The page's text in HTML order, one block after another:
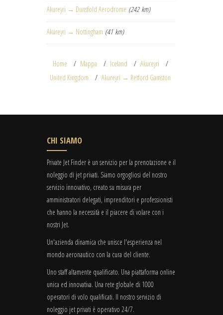
Akureyri → Dunsfold Aerodrome (242 km)
Akureyri → Nottingham (41 km)
Home Mappa Iceland
Akureyri
United Kingdom
Akureyri → Retford Gamston
CHI SIAMO
Private Jet Finder è un servizio per la prenotazione e il
noleggio di jet privati. Siamo orgogliosi del nostro
servizio innovativo, creato su misura per
amministratori delegati, imprenditori e professionisti
che hanno la necessità e il piacere di volare con i
nostri Jet.
Un'azienda dinamica che unisce l'esperienza nel
mondo aeronautico con la cura del cliente.
Uno staff altamente qualificato. Una piattaforma online
unica ed innovativa. Una rete globale di 1000
operatori di volo qualificati. Il nostro servizio di
noleggio jet privati è operativo 24/7.